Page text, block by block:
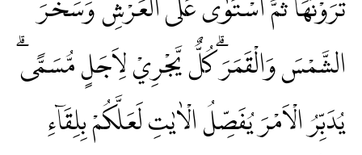
تَرَوْنَهَا ثُمَّ اسْتَوٰى عَلَى الْعَرْشِ وَسَخَّرَ
الشَّمْسَ وَالْقَمَرَۗ كُلٌّ يَّجْرِيْ لِاَجَلٍ مُّسَمًّىۗ
يُدَبِّرُ الْاَمْرَ يُفَصِّلُ الْاٰيٰتِ لَعَلَّكُمْ بِلِقَاۤءِ